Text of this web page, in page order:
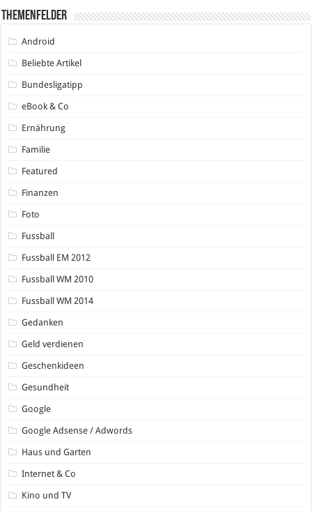
Themenfelder
Android
Beliebte Artikel
Bundesligatipp
eBook & Co
Ernährung
Familie
Featured
Finanzen
Foto
Fussball
Fussball EM 2012
Fussball WM 2010
Fussball WM 2014
Gedanken
Geld verdienen
Geschenkideen
Gesundheit
Google
Google Adsense / Adwords
Haus und Garten
Internet & Co
Kino und TV